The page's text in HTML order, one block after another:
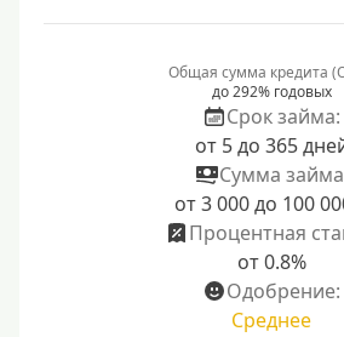
Общая сумма кредита
до 292% годовых
Срок займа:
от 5 до 365
Сумма
от 3 000 до 100
Процентная
от 0.8%
Одобрение:
Среднее